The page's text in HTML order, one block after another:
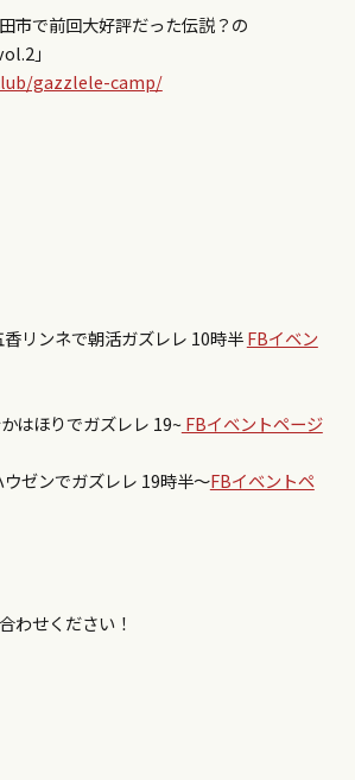
市で前回大好評だった伝説？の
」
gazzlele-camp/
リンネで朝活ガズレレ 10時半FBイベン
はほりでガズレレ 19~ FBイベントページ
ゼンでガズレレ 19時半～FBイベントペ
わせください！